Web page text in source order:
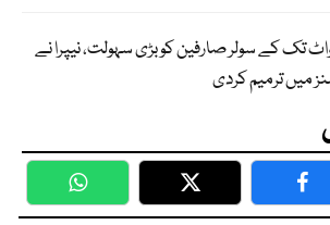
واٹ تک کے سولر صارفین کو بڑی سہولت، نیپرا نے
میں ترمیم کردی
WhatsApp Twitter